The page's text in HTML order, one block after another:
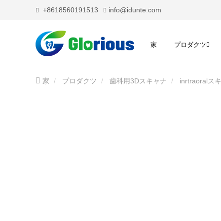
+8618560191513 info@idunte.com
家 プロダクツ
家 プロダクツ 歯科用3Dスキャナ inrtraoralス